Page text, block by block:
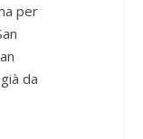
per
da